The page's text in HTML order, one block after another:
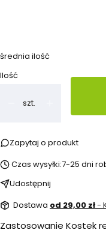
średnia ilość
Ilość
szt.
Zapytaj o produkt
Czas wysyłki:7-25 dni
Udostępnij
Dostawa od 29,00 zł-
Zastosowanie Kostek